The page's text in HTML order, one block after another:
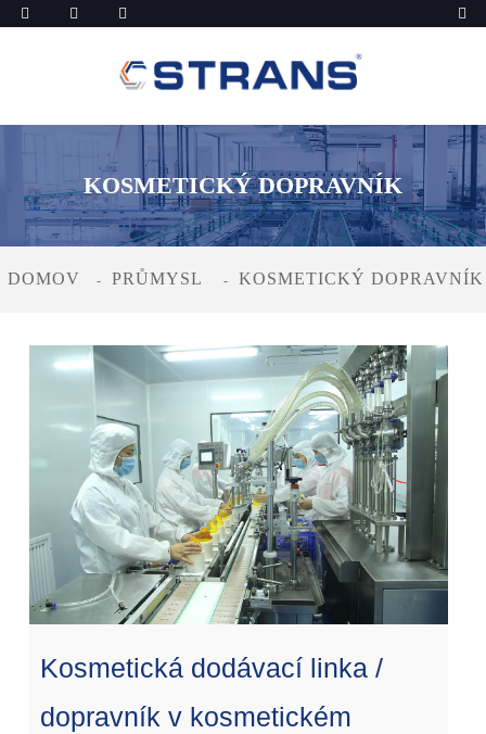
KOSMETICKÝ DOPRAVNÍK
DOMOV PRŮMYSL KOSMETICKÝ DOPRAVNÍK
Kosmetická dodávací linka /
dopravník v kosmetickém